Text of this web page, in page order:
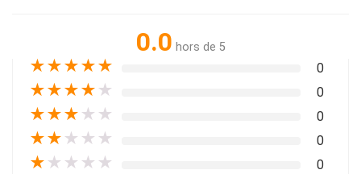
0.0 hors de 5
★★★★★ 0
★★★★ ★ 0
★★★ ★ ★ 0
★★ ★ ★ ★ 0
★ ★ ★ ★ ★ 0